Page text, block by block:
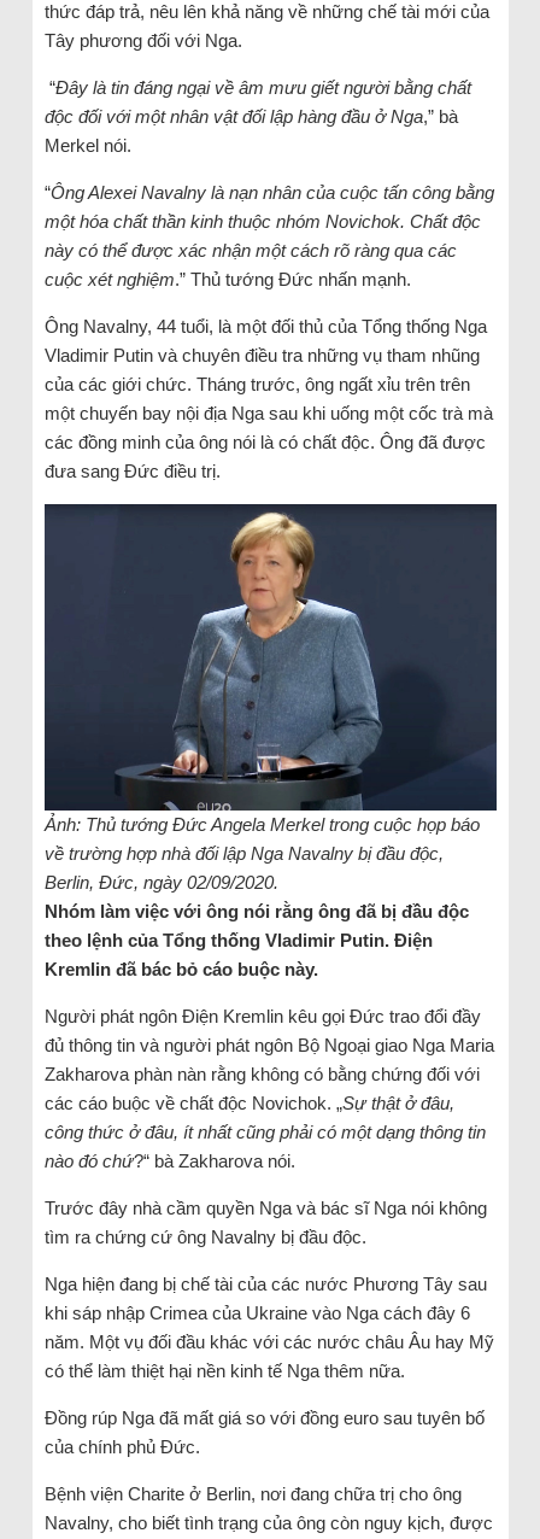
thức đáp trả, nêu lên khả năng về những chế tài mới của
Tây phương đối với Nga.
“Đây là tin đáng ngại về âm mưu giết người bằng chất
độc đối với một nhân vật đối lập hàng đầu ở Nga,” bà
Merkel nói.
“Ông Alexei Navalny là nạn nhân của cuộc tấn công bằng
một hóa chất thần kinh thuộc nhóm Novichok. Chất độc
này có thể được xác nhận một cách rõ ràng qua các
cuộc xét nghiệm.” Thủ tướng Đức nhấn mạnh.
Ông Navalny, 44 tuổi, là một đối thủ của Tổng thống Nga
Vladimir Putin và chuyên điều tra những vụ tham nhũng
của các giới chức. Tháng trước, ông ngất xỉu trên trên
một chuyến bay nội địa Nga sau khi uống một cốc trà mà
các đồng minh của ông nói là có chất độc. Ông đã được
đưa sang Đức điều trị.
Ảnh: Thủ tướng Đức Angela Merkel trong cuộc họp báo
về trường hợp nhà đối lập Nga Navalny bị đầu độc,
Berlin, Đức, ngày 02/09/2020.
Nhóm làm việc với ông nói rằng ông đã bị đầu độc
theo lệnh của Tổng thống Vladimir Putin. Điện
Kremlin đã bác bỏ cáo buộc này.
Người phát ngôn Điện Kremlin kêu gọi Đức trao đổi đầy
đủ thông tin và người phát ngôn Bộ Ngoại giao Nga Maria
Zakharova phàn nàn rằng không có bằng chứng đối với
các cáo buộc về chất độc Novichok. „Sự thật ở đâu,
công thức ở đâu, ít nhất cũng phải có một dạng thông tin
nào đó chứ?“ bà Zakharova nói.
Trước đây nhà cầm quyền Nga và bác sĩ Nga nói không
tìm ra chứng cứ ông Navalny bị đầu độc.
Nga hiện đang bị chế tài của các nước Phương Tây sau
khi sáp nhập Crimea của Ukraine vào Nga cách đây 6
năm. Một vụ đối đầu khác với các nước châu Âu hay Mỹ
có thể làm thiệt hại nền kinh tế Nga thêm nữa.
Đồng rúp Nga đã mất giá so với đồng euro sau tuyên bố
của chính phủ Đức.
Bệnh viện Charite ở Berlin, nơi đang chữa trị cho ông
Navalny, cho biết tình trạng của ông còn nguy kịch, được